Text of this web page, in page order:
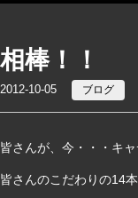
相棒！！
2012-10-05 ブログ
皆さんが、今・・・キ
皆さんのこだわりの14本